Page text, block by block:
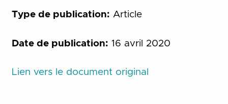
Type de publication: Article
Date de publication: 16 avril 2020
Lien vers le document original